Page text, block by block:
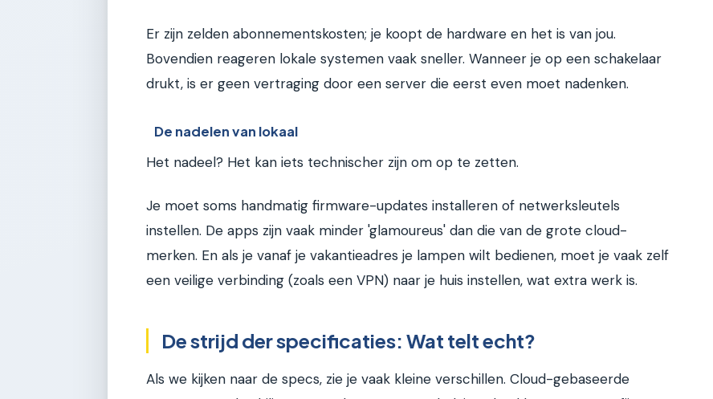
Er zijn zelden abonnementskosten; je koopt de hardware en het is van jou.
Bovendien reageren lokale systemen vaak sneller. Wanneer je op een schakelaar
drukt, is er geen vertraging door een server die eerst even moet nadenken.
De nadelen van lokaal
Het nadeel? Het kan iets technischer zijn om op te zetten.
Je moet soms handmatig firmware-updates installeren of netwerksleutels
instellen. De apps zijn vaak minder 'glamoureus' dan die van de grote cloud-
merken. En als je vanaf je vakantieadres je lampen wilt bedienen, moet je vaak zelf
een veilige verbinding (zoals een VPN) naar je huis instellen, wat extra werk is.
De strijd der specificaties: Wat telt echt?
Als we kijken naar de specs, zie je vaak kleine verschillen. Cloud-gebaseerde